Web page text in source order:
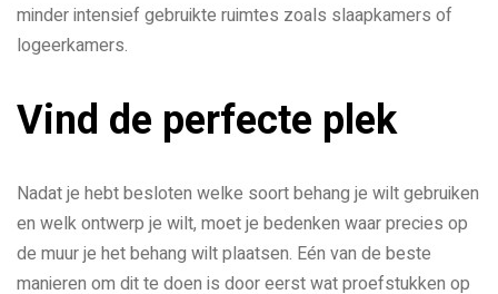
minder intensief gebruikte ruimtes zoals slaapkamers of
logeerkamers.
Vind de perfecte plek
Nadat je hebt besloten welke soort behang je wilt gebruiken
en welk ontwerp je wilt, moet je bedenken waar precies op
de muur je het behang wilt plaatsen. Eén van de beste
manieren om dit te doen is door eerst wat proefstukken op